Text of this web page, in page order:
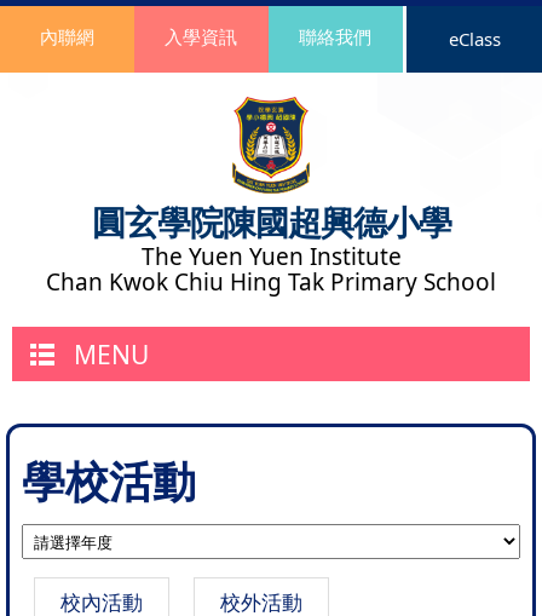
圓玄學院陳國超興德小學
The Yuen Yuen Institute
Chan Kwok Chiu Hing Tak Primary School
內聯網 入學資訊 聯絡我們 eClass
MENU
學校活動
校內活動 校外活動